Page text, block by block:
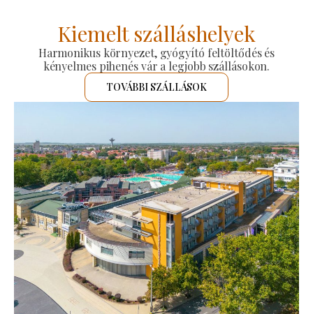
Kiemelt szálláshelyek
Harmonikus környezet, gyógyító feltöltődés és
kényelmes pihenés vár a legjobb szállásokon.
TOVÁBBI SZÁLLÁSOK